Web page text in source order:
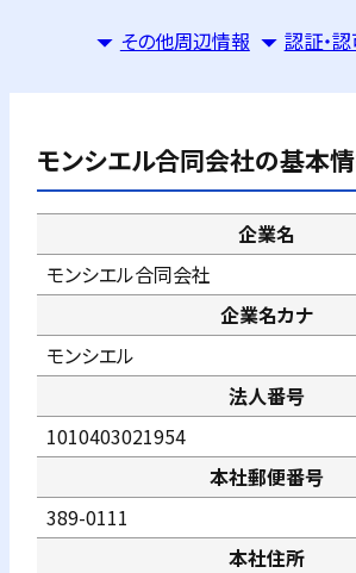
その他周辺情報 認証・
モンシエル合同会社の基本
企業名
モンシエル合同会社
企業名カナ
モンシエル
法人番号
1010403021954
本社郵便番号
389-0111
本社住所